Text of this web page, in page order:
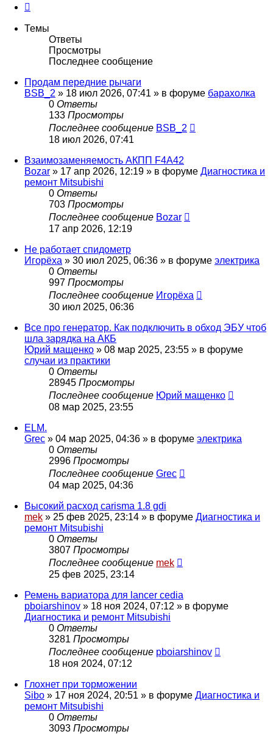
Темы
Ответы
Просмотры
Последнее сообщение
Продам передние рычаги
BSB_2 » 18 июл 2026, 07:41 » в форуме барахолка
0 Ответы
133 Просмотры
Последнее сообщение BSB_2
18 июл 2026, 07:41
Взаимозаменяемость АКПП F4A42
Bozar » 17 апр 2026, 12:19 » в форуме Диагностика и
ремонт Mitsubishi
0 Ответы
703 Просмотры
Последнее сообщение Bozar
17 апр 2026, 12:19
Не работает спидометр
Игорёха » 30 июл 2025, 06:36 » в форуме электрика
0 Ответы
997 Просмотры
Последнее сообщение Игорёха
30 июл 2025, 06:36
Все про генератор. Как подключить в обход ЭБУ чтоб
шла зарядка на АКБ
Юрий мащенко » 08 мар 2025, 23:55 » в форуме
случаи из практики
0 Ответы
28945 Просмотры
Последнее сообщение Юрий мащенко
08 мар 2025, 23:55
ELM.
Grec » 04 мар 2025, 04:36 » в форуме электрика
0 Ответы
2996 Просмотры
Последнее сообщение Grec
04 мар 2025, 04:36
Высокий расход carisma 1.8 gdi
mek » 25 фев 2025, 23:14 » в форуме Диагностика и
ремонт Mitsubishi
0 Ответы
3807 Просмотры
Последнее сообщение mek
25 фев 2025, 23:14
Ремень вариатора для lancer cedia
pboiarshinov » 18 ноя 2024, 07:12 » в форуме
Диагностика и ремонт Mitsubishi
0 Ответы
3281 Просмотры
Последнее сообщение pboiarshinov
18 ноя 2024, 07:12
Глохнет при торможении
Sibo » 17 ноя 2024, 20:51 » в форуме Диагностика и
ремонт Mitsubishi
0 Ответы
3093 Просмотры